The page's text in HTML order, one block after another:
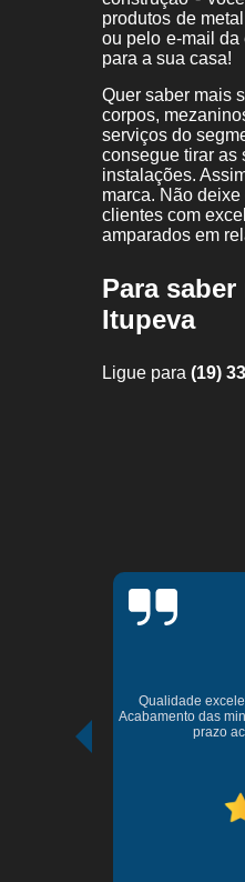
produtos de
ou pelo e-mail da
para a sua casa!
Quer saber mais
corpos,
serviços do
consegue tirar as
instalações.
marca. Não
clientes com
amparados em
Para
Itupeva
Ligue para (19)
Excelente
dentro do prazo